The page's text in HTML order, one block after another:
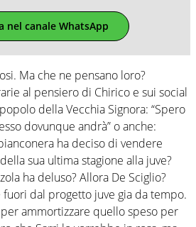
nel canale WhatsApp
Ma che ne pensano loro?
al pensiero di Chirico e sui social
della Vecchia Signora: “Spero
dovunque andrà” o anche:
ha deciso di vendere
sua ultima stagione alla juve?
ha deluso? Allora De Sciglio?
dal progetto juve gia da tempo.
ammortizzare quello speso per